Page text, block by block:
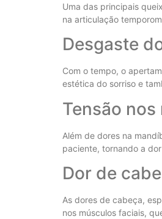
Uma das principais
na articulação
Desgaste
Com o tempo, o
estética do sorriso e
Tensão
Além de dores na
paciente, tornando a
Dor de
As dores de cabeça,
nos músculos faciais,